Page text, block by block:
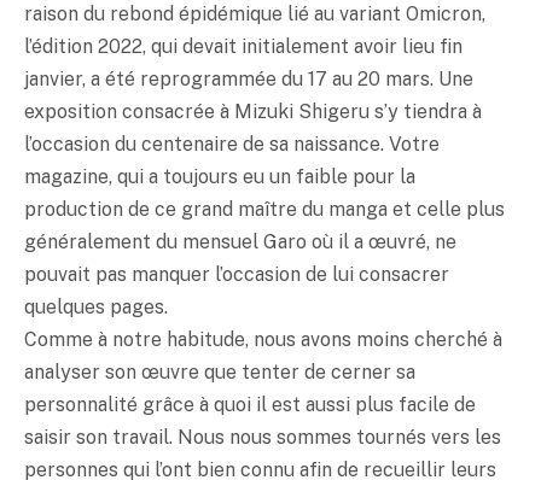
raison du rebond épidémique lié au variant Omicron,
l’édition 2022, qui devait initialement avoir lieu fin
janvier, a été reprogrammée du 17 au 20 mars. Une
exposition consacrée à Mizuki Shigeru s’y tiendra à
l’occasion du centenaire de sa naissance. Votre
magazine, qui a toujours eu un faible pour la
production de ce grand maître du manga et celle plus
généralement du mensuel Garo où il a œuvré, ne
pouvait pas manquer l’occasion de lui consacrer
quelques pages.
Comme à notre habitude, nous avons moins cherché à
analyser son œuvre que tenter de cerner sa
personnalité grâce à quoi il est aussi plus facile de
saisir son travail. Nous nous sommes tournés vers les
personnes qui l’ont bien connu afin de recueillir leurs